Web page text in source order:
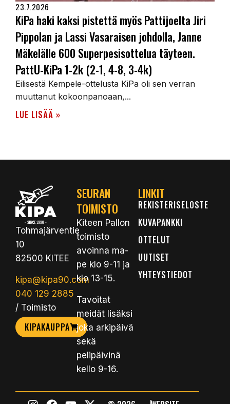
23.7.2026
KiPa haki kaksi pistettä myös Pattijoelta Jiri
Pippolan ja Lassi Vasaraisen johdolla, Janne
Mäkelälle 600 Superpesisottelua täyteen.
PattU-KiPa 1-2k (2-1, 4-8, 3-4k)
Eilisestä Kempele-ottelusta KiPa oli sen verran
muuttanut kokoonpanoaan,...
LUE LISÄÄ »
Tohmajärventie
10
82500 KITEE
kipa@kipa90.com
040 129 2885
/ Toimisto
KIPAKAUPPA
SEURAN
TOIMISTO
Kiteen Pallon
toimisto
avoinna ma-
pe klo 9-11 ja
klo 13-15.
Tavoitat
meidät lisäksi
joka arkipäivä
sekä
pelipäivinä
kello 9-16.
LINKIT
REKISTERISELOSTE
KUVAPANKKI
OTTELUT
UUTISET
YHTEYSTIEDOT